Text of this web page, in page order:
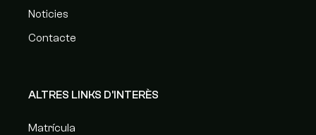
Noticies
Contacte
ALTRES LINKS D'INTERÈS
Matrícula